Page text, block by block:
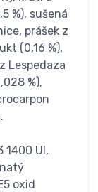
%), sušená
prášek z
(0,16 %),
Lespedaza
%),
1400 UI,
oxid